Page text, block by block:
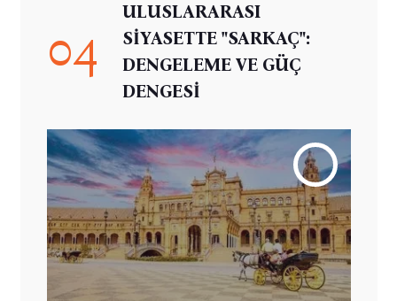
04
ULUSLARARASI
SİYASETTE "SARKAÇ":
DENGELEME VE GÜÇ
DENGESİ